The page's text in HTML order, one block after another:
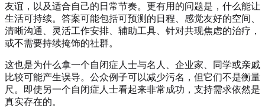
友谊，以及适合自己的日常节奏。更有用的问题是，什么能让
生活可持续。答案可能包括可预测的日程、感觉友好的空间、
清晰沟通、灵活工作安排、辅助工具、针对共现焦虑的治疗，
或不需要持续掩饰的社群。
这也是为什么拿一个自闭症人士与名人、企业家、同学或亲戚
比较可能产生误导。公众例子可以减少污名，但它们不是衡量
尺。即使另一个自闭症人士看起来非常成功，支持需求依然是
真实存在的。